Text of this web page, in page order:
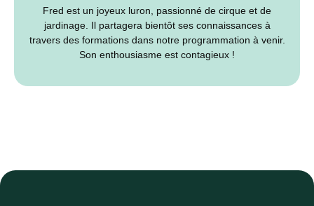
Fred est un joyeux luron, passionné de cirque et de
jardinage. Il partagera bientôt ses connaissances à
travers des formations dans notre programmation à venir.
Son enthousiasme est contagieux !